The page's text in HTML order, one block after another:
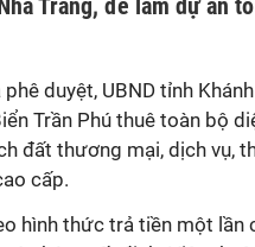
Trang, để làm dự án
duyệt, UBND tỉnh
Trần Phú thuê toàn bộ
đất thương mại, dịch vụ,
cấp.
hình thức trả tiền một lần